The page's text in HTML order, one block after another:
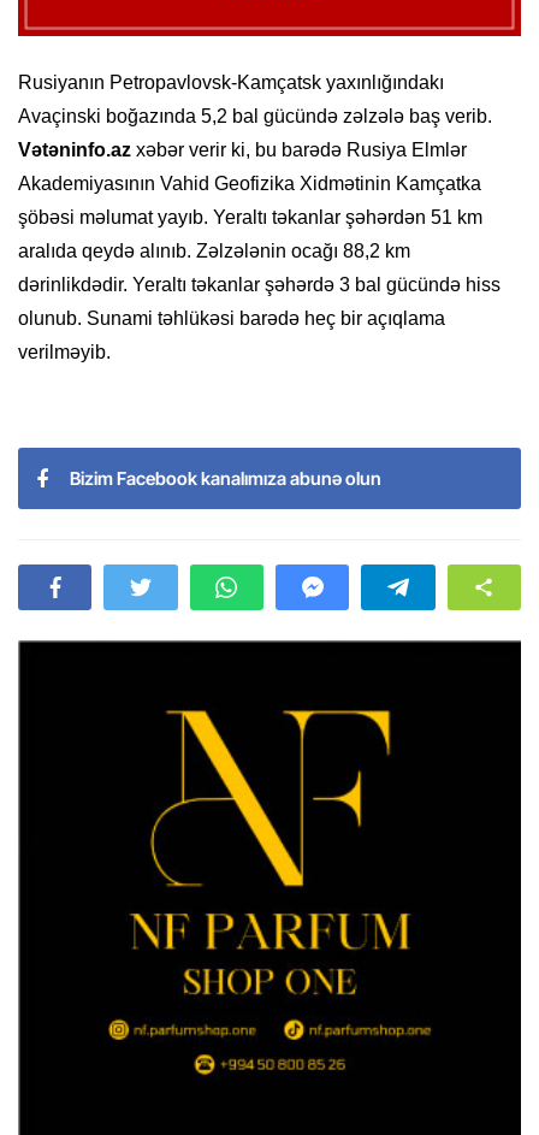
Rusiyanın Petropavlovsk-Kamçatsk yaxınlığındakı
Avaçinski boğazında 5,2 bal gücündə zəlzələ baş verib.
Vətəninfo.az xəbər verir ki, bu barədə Rusiya Elmlər
Akademiyasının Vahid Geofizika Xidmətinin Kamçatka
şöbəsi məlumat yayıb. Yeraltı təkanlar şəhərdən 51 km
aralıda qeydə alınıb. Zəlzələnin ocağı 88,2 km
dərinlikdədir. Yeraltı təkanlar şəhərdə 3 bal gücündə hiss
olunub. Sunami təhlükəsi barədə heç bir açıqlama
verilməyib.
Bizim Facebook kanalımıza abunə olun